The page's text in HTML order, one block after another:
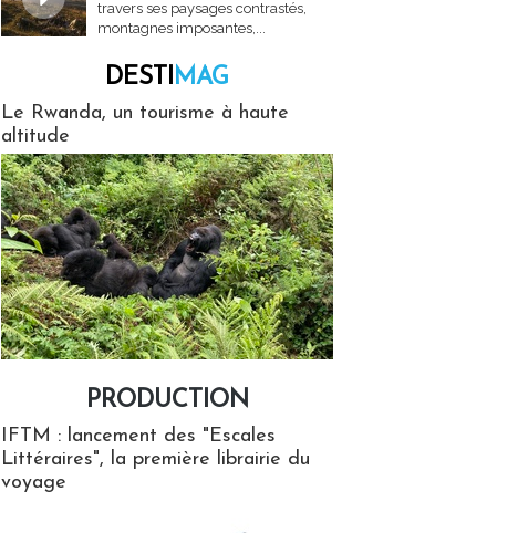
travers ses paysages contrastés,
montagnes imposantes,...
DESTIMAG
Le Rwanda, un tourisme à haute
altitude
PRODUCTION
IFTM : lancement des "Escales
Littéraires", la première librairie du
voyage